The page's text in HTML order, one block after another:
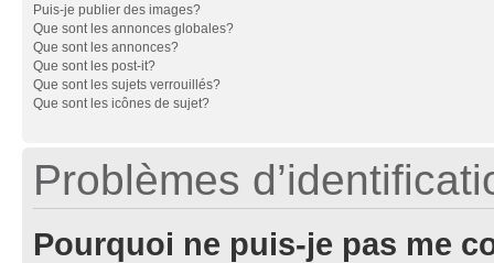
Puis-je publier des images?
Que sont les annonces globales?
Que sont les annonces?
Que sont les post-it?
Que sont les sujets verrouillés?
Que sont les icônes de sujet?
Problèmes
Pourquoi ne puis-je pas me